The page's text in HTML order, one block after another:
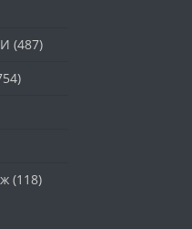
(487)
(118)